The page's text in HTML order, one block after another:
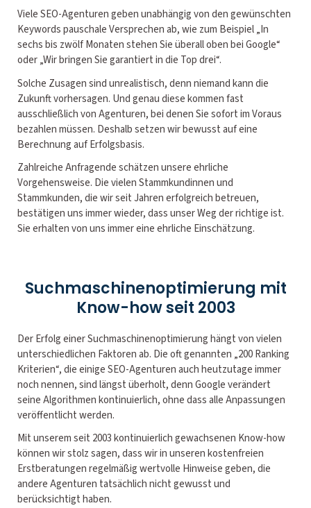
Viele SEO-Agenturen geben unabhängig von den gewünschten
Keywords pauschale Versprechen ab, wie zum Beispiel „In
sechs bis zwölf Monaten stehen Sie überall oben bei Google“
oder „Wir bringen Sie garantiert in die Top drei“.
Solche Zusagen sind unrealistisch, denn niemand kann die
Zukunft vorhersagen. Und genau diese kommen fast
ausschließlich von Agenturen, bei denen Sie sofort im Voraus
bezahlen müssen. Deshalb setzen wir bewusst auf eine
Berechnung auf Erfolgsbasis.
Zahlreiche Anfragende schätzen unsere ehrliche
Vorgehensweise. Die vielen Stammkundinnen und
Stammkunden, die wir seit Jahren erfolgreich betreuen,
bestätigen uns immer wieder, dass unser Weg der richtige ist.
Sie erhalten von uns immer eine ehrliche Einschätzung.
Suchmaschinenoptimierung mit
Know-how seit 2003
Der Erfolg einer Suchmaschinenoptimierung hängt von vielen
unterschiedlichen Faktoren ab. Die oft genannten „200 Ranking
Kriterien“, die einige SEO-Agenturen auch heutzutage immer
noch nennen, sind längst überholt, denn Google verändert
seine Algorithmen kontinuierlich, ohne dass alle Anpassungen
veröffentlicht werden.
Mit unserem seit 2003 kontinuierlich gewachsenen Know-how
können wir stolz sagen, dass wir in unseren kostenfreien
Erstberatungen regelmäßig wertvolle Hinweise geben, die
andere Agenturen tatsächlich nicht gewusst und
berücksichtigt haben.